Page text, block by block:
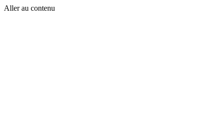
Aller au contenu